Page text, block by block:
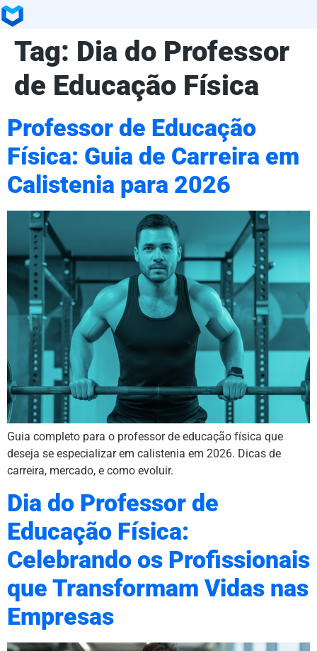
Tag: Dia do Professor
de Educação Física
Professor de Educação
Física: Guia de Carreira em
Calistenia para 2026
Guia completo para o professor de educação física que
deseja se especializar em calistenia em 2026. Dicas de
carreira, mercado, e como evoluir.
Dia do Professor de
Educação Física:
Celebrando os Profissionais
que Transformam Vidas nas
Empresas